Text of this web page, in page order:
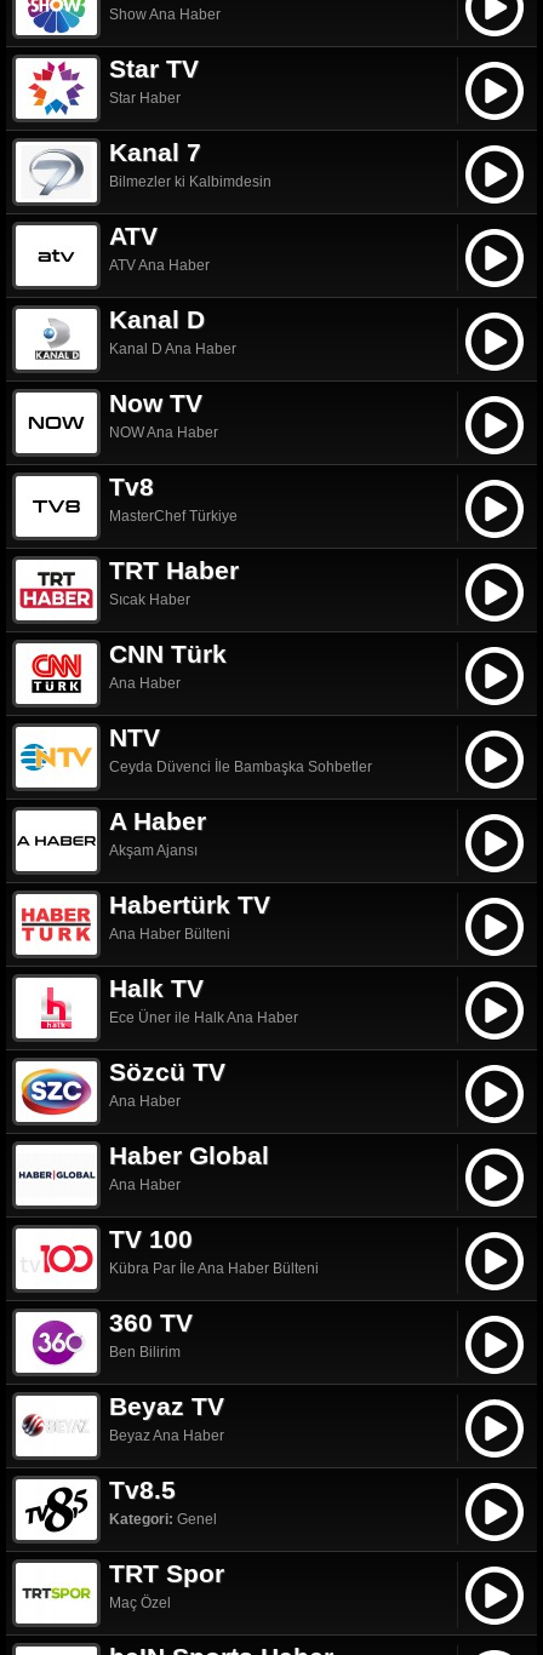
Show Ana Haber
Star TV
Star Haber
Kanal 7
Bilmezler ki Kalbimdesin
ATV
ATV Ana Haber
Kanal D
Kanal D Ana Haber
Now TV
NOW Ana Haber
Tv8
MasterChef Türkiye
TRT Haber
Sıcak Haber
CNN Türk
Ana Haber
NTV
Ceyda Düvenci İle Bambaşka Sohbetler
A Haber
Akşam Ajansı
Habertürk TV
Ana Haber Bülteni
Halk TV
Ece Üner ile Halk Ana Haber
Sözcü TV
Ana Haber
Haber Global
Ana Haber
TV 100
Kübra Par İle Ana Haber Bülteni
360 TV
Ben Bilirim
Beyaz TV
Beyaz Ana Haber
Tv8.5
Kategori: Genel
TRT Spor
Maç Özel